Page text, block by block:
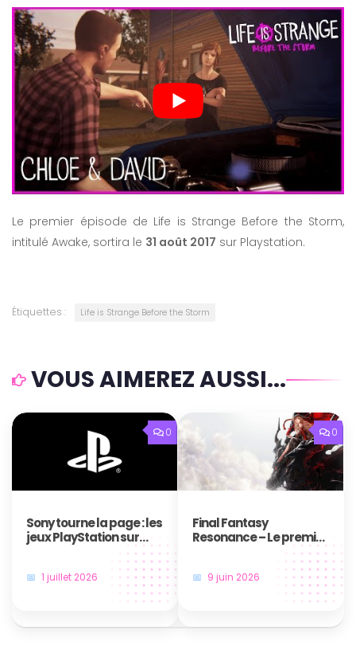
Le premier épisode de Life is Strange Before the Storm,
intitulé Awake, sortira le 31 août 2017 sur Playstation.
Étiquettes : Life is Strange Before the Storm
VOUS AIMEREZ AUSSI...
0
Sony tourne la page : les
jeux PlayStation sur
disque, c’est bientôt fini
1 juillet 2026
0
Final Fantasy
Resonance – Le premier
jeu en HD-2D de la saga
annoncé au Nintendo
Direct9 juin 2026